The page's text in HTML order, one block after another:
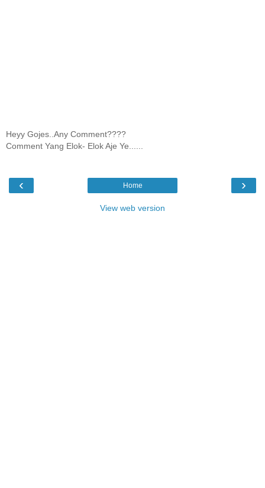
Heyy Gojes..Any Comment????
Comment Yang Elok- Elok Aje Ye......
‹ ›
Home
View web version